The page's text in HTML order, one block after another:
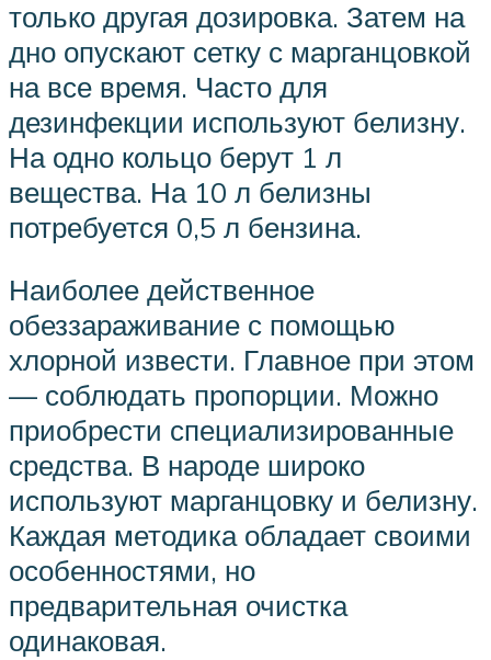
только другая дозировка. Затем на
дно опускают сетку с марганцовкой
на все время. Часто для
дезинфекции используют белизну.
На одно кольцо берут 1 л
вещества. На 10 л белизны
потребуется 0,5 л бензина.
Наиболее действенное
обеззараживание с помощью
хлорной извести. Главное при этом
— соблюдать пропорции. Можно
приобрести специализированные
средства. В народе широко
используют марганцовку и белизну.
Каждая методика обладает своими
особенностями, но
предварительная очистка
одинаковая.